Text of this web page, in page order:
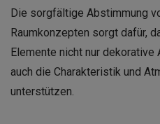
Die sorgfältige Abstimmung
Raumkonzepten sorgt dafür,
Elemente nicht nur
auch die Charakteristik und
unterstützen.